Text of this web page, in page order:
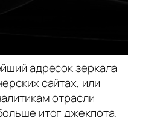
адресок зеркала
сайтах, или
отрасли
итог джекпота,